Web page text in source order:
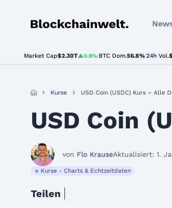
Blockchainwelt
Market Cap$2.30T▲0.9% BTC Dom.56.8% 24h Vol.
BTC $65,158.00▲1.1%
Kurse USD Coin (USDC) Kurs – Alle
USD Coin
von Flo KrauseAktualisiert: 1.
Kurse - Charts & Echtzeitdaten
Teilen